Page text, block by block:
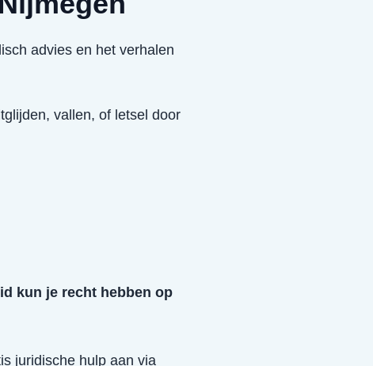
advies en het verhalen
vallen, of letsel door
kun je recht hebben op
juridische hulp aan via